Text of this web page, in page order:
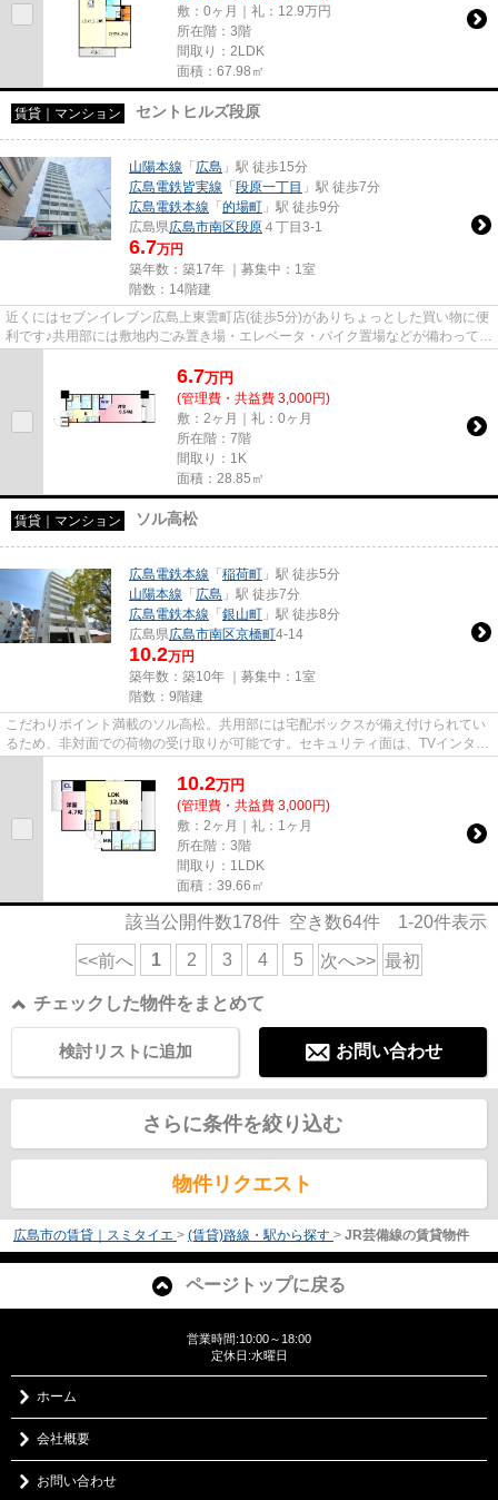
敷：0ヶ月｜礼：12.9万円
所在階：3階
間取り：2LDK
面積：67.98㎡
賃貸｜マンション セントヒルズ段原
山陽本線 「 広島 」駅 徒歩15分
広島電鉄皆実線 「 段原一丁目 」駅 徒歩7分
広島電鉄本線 「 的場町 」駅 徒歩9分
広島県広島市南区段原 ４丁目3-1
6.7万円
築年数：築17年 ｜募集中： 1室
階数：14階建
近くにはセブンイレブン広島上東雲町店(徒歩5分)がありちょっとした買い物に便
利です♪共用部には敷地内ごみ置き場・エレベータ・バイク置場などが備わってお
6.7万円
(管理費・共益費 3,000円)
敷：2ヶ月｜礼：0ヶ月
所在階：7階
間取り：1K
面積：28.85㎡
賃貸｜マンション ソル高松
広島電鉄本線 「 稲荷町 」駅 徒歩5分
山陽本線 「 広島 」駅 徒歩7分
広島電鉄本線 「 銀山町 」駅 徒歩8分
広島県広島市南区京橋町4-14
10.2万円
築年数：築10年 ｜募集中： 1室
階数：9階建
こだわりポイント満載のソル高松。共用部には宅配ボックスが備え付けられてい
るため、非対面での荷物の受け取りが可能です。セキュリティ面は、TVインター
10.2万円
(管理費・共益費 3,000円)
敷：2ヶ月｜礼：1ヶ月
所在階：3階
間取り：1LDK
面積：39.66㎡
該当公開件数178件 空き数64件 1-20件表示
<<前へ 1 2 3 4 5 次へ>> 最初
チェックした物件をまとめて
お問い合わせ
検討リストに追加
さらに条件を絞り込む
物件リクエスト
広島市の賃貸｜スミタイエ > (賃貸)路線・駅から探す > JR芸備線の賃貸物件
ページトップに戻る
営業時間:10:00～18:00
定休日:水曜日
ホーム
会社概要
お問い合わせ